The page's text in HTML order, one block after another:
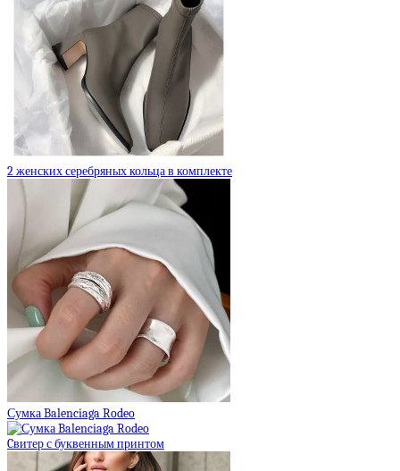
2 женских серебряных кольца в комплекте
Сумка Balenciaga Rodeo
Cвитер с буквенным принтом